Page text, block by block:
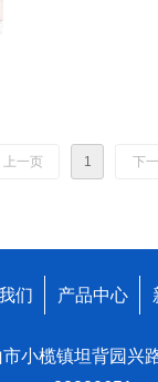
上一页 1 下
们 产品中心
市小榄镇坦背园